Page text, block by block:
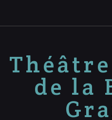
de la